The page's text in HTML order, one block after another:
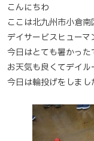
こんにちわ
ここは北九州市小倉
デイサービスヒューマ
今日はとても暑かった
お天気も良くてデイ
今日は輪投げをしまし